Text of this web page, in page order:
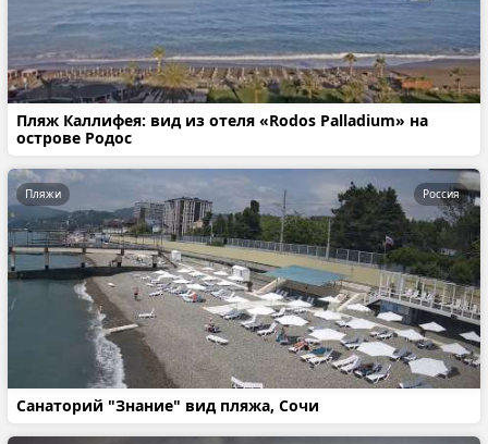
Пляж Каллифея: вид из отеля «Rodos Palladium» на
острове Родос
Санаторий "Знание" вид пляжа, Сочи
Пляжи Россия